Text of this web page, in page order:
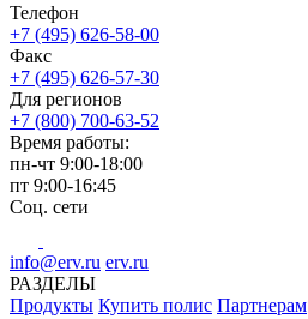
Телефон
+7 (495) 626-58-00
Факс
+7 (495) 626-57-30
Для регионов
+7 (800) 700-63-52
Время работы:
пн-чт 9:00-18:00
пт 9:00-16:45
Соц. сети
info@erv.ru erv.ru
РАЗДЕЛЫ
Продукты Купить полис Партнерам